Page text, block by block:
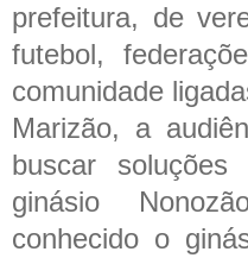
prefeitura, de
futebol,
comunidade
Marizão, a
buscar
ginásio
conhecido o